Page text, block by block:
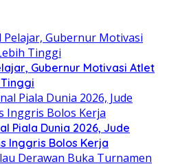
Gubernur Motivasi Atlet
Piala Dunia 2026, Jude
Inggris Bolos Kerja